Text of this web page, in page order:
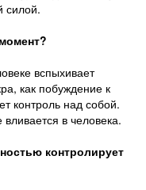
силой.
вспыхивает
как побуждение к
контроль над собой.
в человека.
контролирует